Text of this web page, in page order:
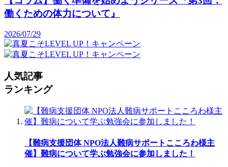
働くための体力について』
2026/07/29
人気記事
ランキング
【難病支援団体 NPO法人難病サポートこころわ様主
催】難病について学ぶ勉強会に参加しました！